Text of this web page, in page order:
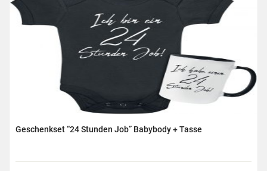
Geschenkset “24 Stunden Job” Babybody + Tasse